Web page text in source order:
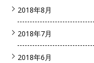
2018年8月
2018年7月
2018年6月